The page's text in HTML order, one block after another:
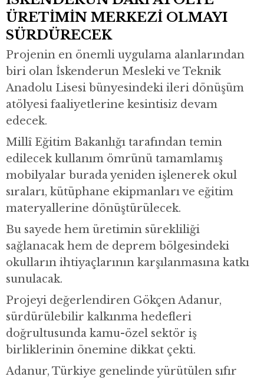
ÜRETİMİN MERKEZİ OLMAYI
SÜRDÜRECEK
Projenin en önemli uygulama alanlarından
biri olan İskenderun Mesleki ve Teknik
Anadolu Lisesi bünyesindeki ileri dönüşüm
atölyesi faaliyetlerine kesintisiz devam
edecek.
Millî Eğitim Bakanlığı tarafından temin
edilecek kullanım ömrünü tamamlamış
mobilyalar burada yeniden işlenerek okul
sıraları, kütüphane ekipmanları ve eğitim
materyallerine dönüştürülecek.
Bu sayede hem üretimin sürekliliği
sağlanacak hem de deprem bölgesindeki
okulların ihtiyaçlarının karşılanmasına katkı
sunulacak.
Projeyi değerlendiren Gökçen Adanur,
sürdürülebilir kalkınma hedefleri
doğrultusunda kamu-özel sektör iş
birliklerinin önemine dikkat çekti.
Adanur, Türkiye genelinde yürütülen sıfır